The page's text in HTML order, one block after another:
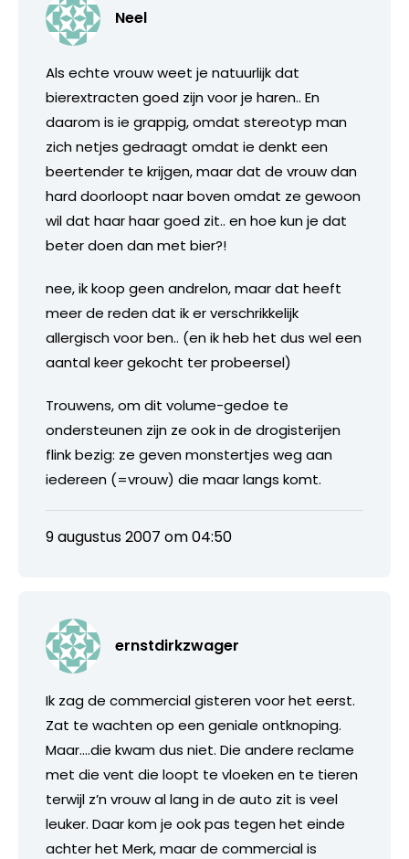
Neel
Als echte vrouw weet je natuurlijk dat
bierextracten goed zijn voor je haren.. En
daarom is ie grappig, omdat stereotyp man
zich netjes gedraagt omdat ie denkt een
beertender te krijgen, maar dat de vrouw dan
hard doorloopt naar boven omdat ze gewoon
wil dat haar haar goed zit.. en hoe kun je dat
beter doen dan met bier?!
nee, ik koop geen andrelon, maar dat heeft
meer de reden dat ik er verschrikkelijk
allergisch voor ben.. (en ik heb het dus wel een
aantal keer gekocht ter probeersel)
Trouwens, om dit volume-gedoe te
ondersteunen zijn ze ook in de drogisterijen
flink bezig: ze geven monstertjes weg aan
iedereen (=vrouw) die maar langs komt.
9 augustus 2007 om 04:50
ernstdirkzwager
Ik zag de commercial gisteren voor het eerst.
Zat te wachten op een geniale ontknoping.
Maar….die kwam dus niet. Die andere reclame
met die vent die loopt te vloeken en te tieren
terwijl z’n vrouw al lang in de auto zit is veel
leuker. Daar kom je ook pas tegen het einde
achter het Merk, maar de commercial is